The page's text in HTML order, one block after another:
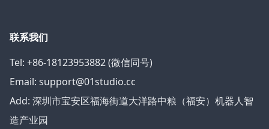
联系我们
Tel: +86-18123953882 (微信同号)
Email: support@01studio.cc
Add: 深圳市宝安区福海街道大洋路中粮（福安）机器人智
造产业园